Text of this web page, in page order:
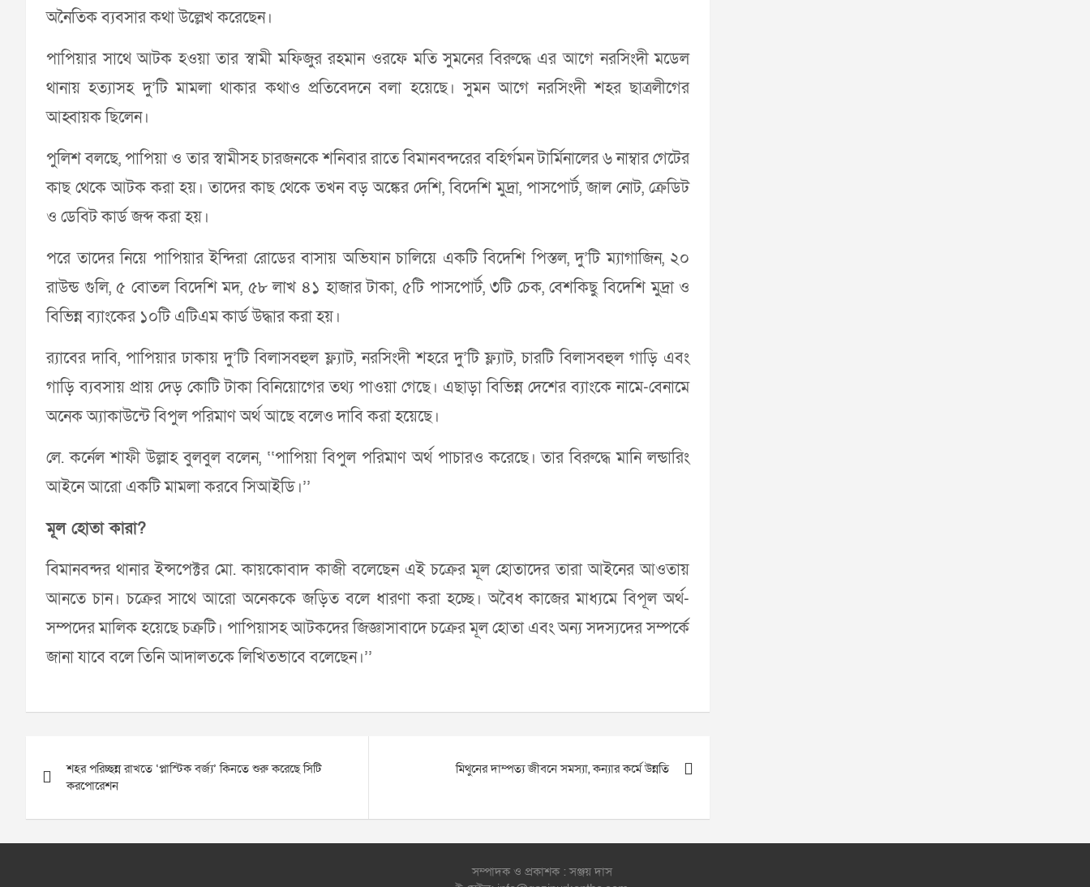
অনৈতিক ব্যবসার কথা উল্লেখ করেছেন।
পাপিয়ার সাথে আটক হওয়া তার স্বামী মফিজুর রহমান ওরফে মতি সুমনের বিরুদ্ধে এর আগে নরসিংদী মডেল
থানায় হত্যাসহ দু’টি মামলা থাকার কথাও প্রতিবেদনে বলা হয়েছে। সুমন আগে নরসিংদী শহর ছাত্রলীগের
আহ্বায়ক ছিলেন।
পুলিশ বলছে, পাপিয়া ও তার স্বামীসহ চারজনকে শনিবার রাতে বিমানবন্দরের বহির্গমন টার্মিনালের ৬ নাম্বার গেটের
কাছ থেকে আটক করা হয়। তাদের কাছ থেকে তখন বড় অঙ্কের দেশি, বিদেশি মুদ্রা, পাসপোর্ট, জাল নোট, ক্রেডিট
ও ডেবিট কার্ড জব্দ করা হয়।
পরে তাদের নিয়ে পাপিয়ার ইন্দিরা রোডের বাসায় অভিযান চালিয়ে একটি বিদেশি পিস্তল, দু’টি ম্যাগাজিন, ২০
রাউন্ড গুলি, ৫ বোতল বিদেশি মদ, ৫৮ লাখ ৪১ হাজার টাকা, ৫টি পাসপোর্ট, ৩টি চেক, বেশকিছু বিদেশি মুদ্রা ও
বিভিন্ন ব্যাংকের ১০টি এটিএম কার্ড উদ্ধার করা হয়।
র‌্যাবের দাবি, পাপিয়ার ঢাকায় দু’টি বিলাসবহুল ফ্ল্যাট, নরসিংদী শহরে দু’টি ফ্ল্যাট, চারটি বিলাসবহুল গাড়ি এবং
গাড়ি ব্যবসায় প্রায় দেড় কোটি টাকা বিনিয়োগের তথ্য পাওয়া গেছে। এছাড়া বিভিন্ন দেশের ব্যাংকে নামে-বেনামে
অনেক অ্যাকাউন্টে বিপুল পরিমাণ অর্থ আছে বলেও দাবি করা হয়েছে।
লে. কর্নেল শাফী উল্লাহ বুলবুল বলেন, ‘‘পাপিয়া বিপুল পরিমাণ অর্থ পাচারও করেছে। তার বিরুদ্ধে মানি লন্ডারিং
আইনে আরো একটি মামলা করবে সিআইডি।’’
মূল হোতা কারা?
বিমানবন্দর থানার ইন্সপেক্টর মো. কায়কোবাদ কাজী বলেছেন এই চক্রের মূল হোতাদের তারা আইনের আওতায়
আনতে চান। চক্রের সাথে আরো অনেককে জড়িত বলে ধারণা করা হচ্ছে। অবৈধ কাজের মাধ্যমে বিপূল অর্থ-
সম্পদের মালিক হয়েছে চক্রটি। পাপিয়াসহ আটকদের জিজ্ঞাসাবাদে চক্রের মূল হোতা এবং অন্য সদস্যদের সম্পর্কে
জানা যাবে বলে তিনি আদালতকে লিখিতভাবে বলেছেন।’’
navigation
শহর পরিচ্ছন্ন রাখতে ‘প্লাস্টিক বর্জ্য’ কিনতে শুরু করেছে সিটি
করপোরেশন
মিথুনের দাম্পত্য জীবনে সমস্যা, কন্যার কর্মে উন্নতি
সম্পাদক ও প্রকাশক : সঞ্জয় দাস